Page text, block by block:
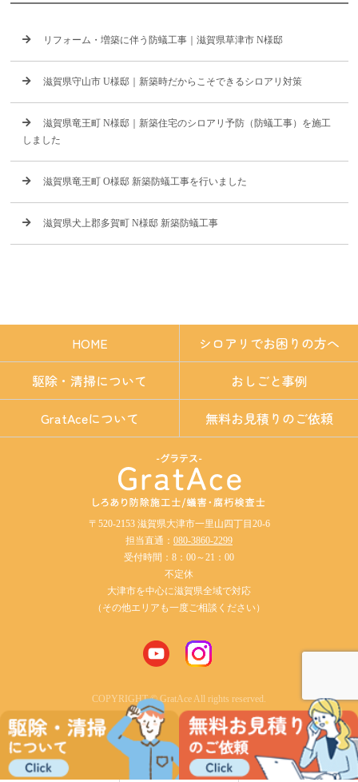
リフォーム・増築に伴う防蟻工事｜滋賀県草津市 N様邸
滋賀県守山市 U様邸｜新築時だからこそできるシロアリ対策
滋賀県竜王町 N様邸｜新築住宅のシロアリ予防（防蟻工事）を施工
しました
滋賀県竜王町 O様邸 新築防蟻工事を行いました
滋賀県犬上郡多賀町 N様邸 新築防蟻工事
HOME
シロアリでお困りの方へ
駆除・清掃について
おしごと事例
GratAceについて
無料お見積りのご依頼
〒520-2153 滋賀県大津市一里山四丁目20-6
担当直通： 080-3860-2299
受付時間：8：00～21：00
不定休
大津市を中心に滋賀県全域で対応
（その他エリアも一度ご相談ください）
COPYRIGHT © GratAce All rights reserved.